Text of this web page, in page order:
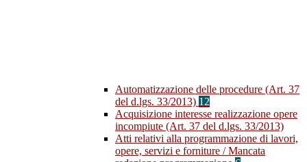
Automatizzazione delle procedure (Art. 37
del d.lgs. 33/2013) 12
Acquisizione interesse realizzazione opere
incompiute (Art. 37 del d.lgs. 33/2013)
Atti relativi alla programmazione di lavori,
opere, servizi e forniture / Mancata